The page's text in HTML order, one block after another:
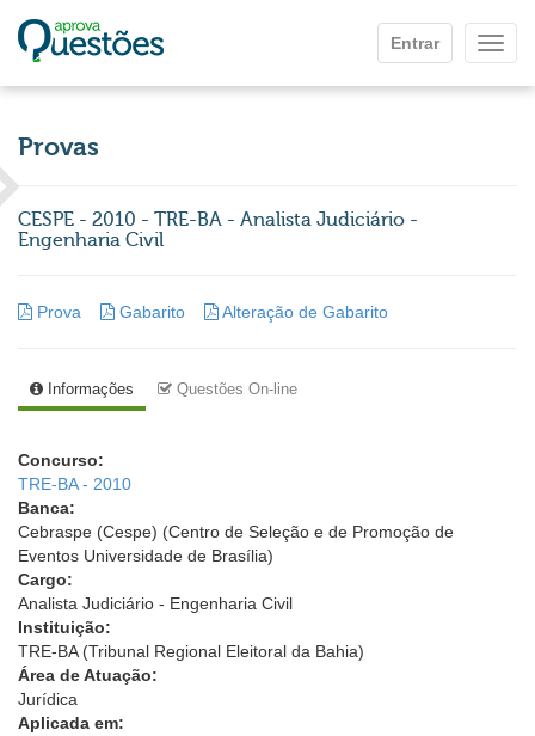
Entrar
Provas
CESPE - 2010 - TRE-BA - Analista Judiciário -
Engenharia Civil
Prova Gabarito Alteração de Gabarito
Informações Questões On-line
Concurso:
TRE-BA - 2010
Banca:
Cebraspe (Cespe) (Centro de Seleção e de Promoção de
Eventos Universidade de Brasília)
Cargo:
Analista Judiciário - Engenharia Civil
Instituição:
TRE-BA (Tribunal Regional Eleitoral da Bahia)
Área de Atuação:
Jurídica
Aplicada em: